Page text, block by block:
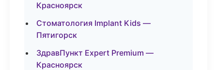
Красноярск
Стоматология Implant Kids —
Пятигорск
ЗдравПункт Expert Premium —
Красноярск